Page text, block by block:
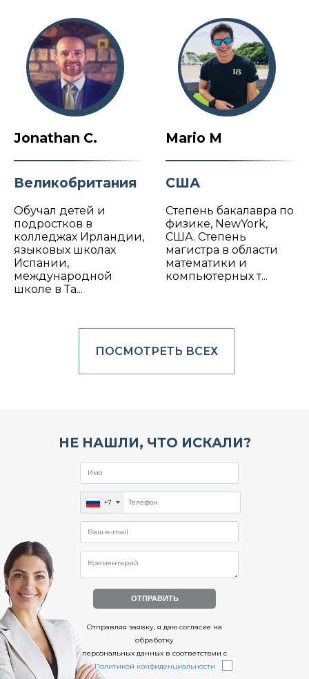
Jonathan C.
Великобритания
Обучал детей и
подростков в
колледжах Ирландии,
языковых школах
Испании,
международной
школе в Та...
Mario M
США
Степень бакалавра по
физике, NewYork,
США. Степень
магистра в области
математики и
компьютерных т...
ПОСМОТРЕТЬ ВСЕХ
НЕ НАШЛИ, ЧТО ИСКАЛИ?
+7
Отправляя заявку, я даю согласие на
обработку
персональных данных в соответствии с
Политикой конфиденциальности